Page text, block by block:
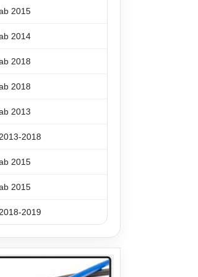
2015
2014
2018
2018
2013
2018
2015
2015
2019